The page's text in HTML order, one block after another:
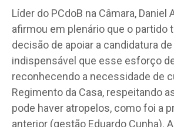
Líder do PCdoB na Câmara, Daniel
afirmou em plenário que o partido
decisão de apoiar a candidatura de
indispensável que esse esforço
reconhecendo a necessidade de
Regimento da Casa, respeitando
pode haver atropelos, como foi a
anterior (gestão Eduardo Cunha).